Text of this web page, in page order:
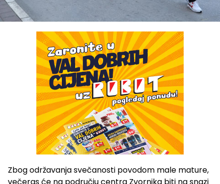
Zbog održavanja svečanosti povodom male mature,
večeras će na području centra Zvornika biti na snazi